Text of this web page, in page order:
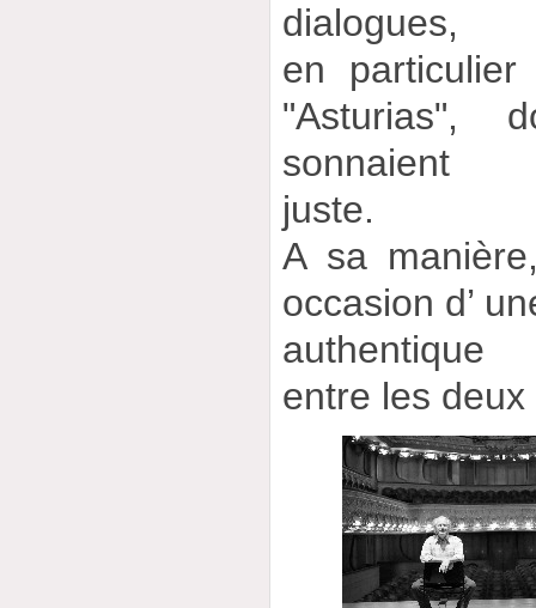
dialogues,
en
"Asturias",
sonnaient
juste.
A sa
occasion d’
authentique
entre les